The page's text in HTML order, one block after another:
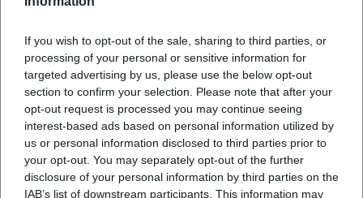
If you wish to opt-out of the sale, sharing to third parties, or
processing of your personal or sensitive information for
targeted advertising by us, please use the below opt-out
section to confirm your selection. Please note that after your
opt-out request is processed you may continue seeing
interest-based ads based on personal information utilized by
us or personal information disclosed to third parties prior to
your opt-out. You may separately opt-out of the further
disclosure of your personal information by third parties on the
IAB’s list of downstream participants. This information may
offiziellen Kontaktseite. Die Vereinsadresse lautet
Ludwig-Wolker-Weg 19-21, 92637 Weiden i.d.OPf.
Dazu kommen die Telefonnummer +49 961 32340
und die E-Mail-Adresse info@djkweiden.de. Diese
Angaben sind für Eltern, Sportler, Interessierte und
Gäste besonders praktisch, weil sich Fragen zur
Mitgliedschaft, zu Trainingszeiten oder zu Räumen
so schnell klären lassen. Die Website beschreibt die